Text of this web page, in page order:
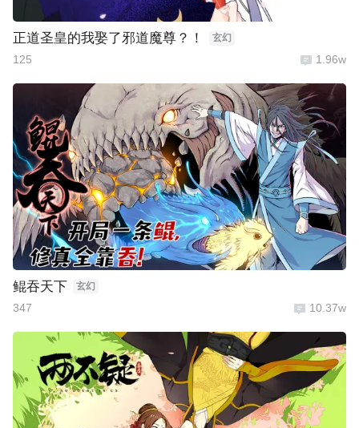
正道圣皇的我娶了邪道魔尊？！ 玄幻
125 1.96w
鲲吞天下 玄幻
347 10.37w